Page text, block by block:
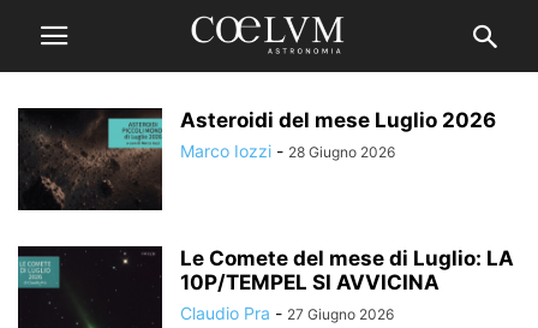
Asteroidi del mese Luglio 2026
Marco Iozzi - 28 Giugno 2026
Le Comete del mese di Luglio: LA
10P/TEMPEL SI AVVICINA
Claudio Pra - 27 Giugno 2026